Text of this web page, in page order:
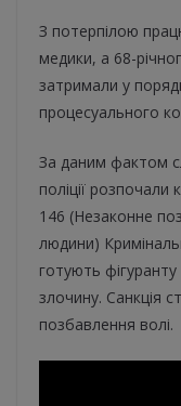
З потерпілою
медики, а 68-
затримали у
процесуального
За даним фактом
поліції
146 (Незаконне
людини)
готують
злочину. Санкція
позбавлення волі.